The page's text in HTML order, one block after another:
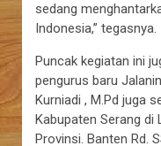
sedang
Indonesia,” tegasnya.
Puncak kegiatan ini
pengurus baru
Kurniadi , M.Pd juga
Kabupaten Serang di
Provinsi. Banten Rd.